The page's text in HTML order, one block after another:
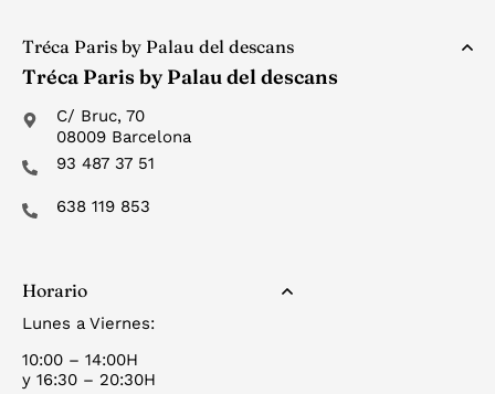
Tréca Paris by Palau del descans
Tréca Paris by Palau del descans
C/ Bruc, 70
08009 Barcelona
93 487 37 51
638 119 853
Horario
Lunes a Viernes:
10:00 – 14:00H
y 16:30 – 20:30H